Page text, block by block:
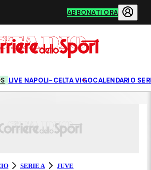
ABBONATI ORA
LIVE NAPOLI-CELTA VIGOCALENDARIO
SERIE A JUVE